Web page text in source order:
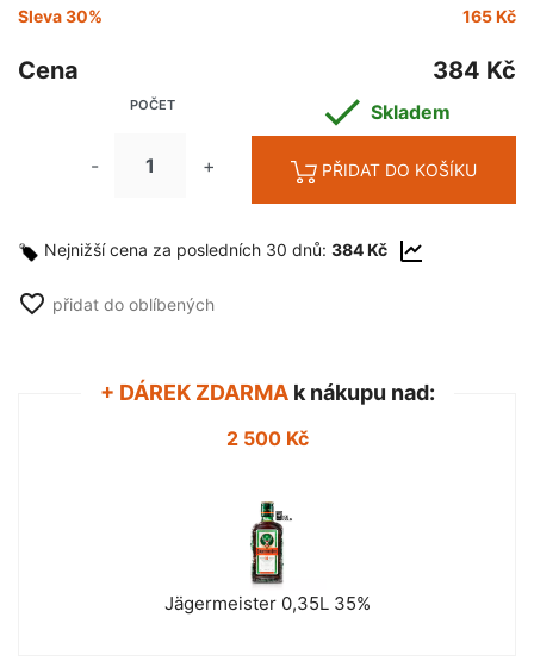
Sleva 30%
165 Kč
Cena 384 Kč
POČET
- +
 Skladem
PŘIDAT DO KOŠÍKU
Nejnižší cena za posledních 30 dnů: 384 Kč
favorite_border přidat do oblíbených
+ DÁREK ZDARMAk nákupu nad:
2 500 Kč
Jägermeister 0,35L 35%